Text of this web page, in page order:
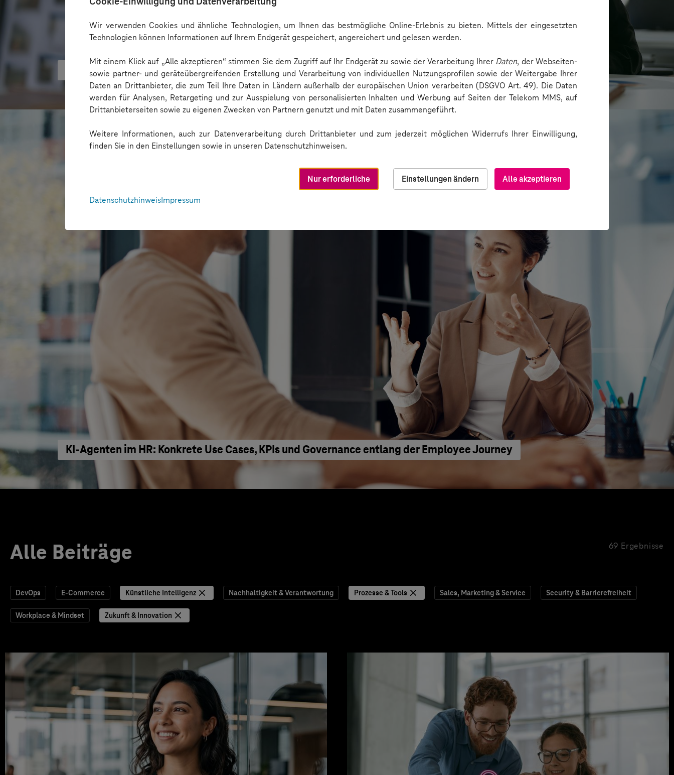
Wir verwenden Cookies und ähnliche Technologien, um Ihnen das bestmögliche Online-Erlebnis zu bieten. Mittels der eingesetzten
Technologien können Informationen auf Ihrem Endgerät gespeichert, angereichert und gelesen werden.
Mit einem Klick auf „Alle akzeptieren“ stimmen Sie dem Zugriff auf Ihr Endgerät zu sowie der Verarbeitung Ihrer Daten, der Webseiten-
sowie partner- und geräteübergreifenden Erstellung und Verarbeitung von individuellen Nutzungsprofilen sowie der Weitergabe Ihrer
Daten an Drittanbieter, die zum Teil Ihre Daten in Ländern außerhalb der europäischen Union verarbeiten (DSGVO Art. 49). Die Daten
werden für Analysen, Retargeting und zur Ausspielung von personalisierten Inhalten und Werbung auf Seiten der Telekom MMS, auf
Drittanbieterseiten sowie zu eigenen Zwecken von Partnern genutzt und mit Daten zusammengeführt.
Weitere Informationen, auch zur Datenverarbeitung durch Drittanbieter und zum jederzeit möglichen Widerrufs Ihrer Einwilligung,
finden Sie in den Einstellungen sowie in unseren Datenschutzhinweisen.
Alle akzeptieren
Nur erforderliche
Einstellungen ändern
DatenschutzhinweisImpressum
KI kann Barrieren überbrücken - aber nicht Barrierefreiheit ersetzen
KI‑Agenten im HR: Konkrete Use Cases, KPIs und Governance entlang der Employee Journey
Alle Beiträge 69 Ergebnisse
DevOps E-Commerce Künstliche Intelligenz Nachhaltigkeit & Verantwortung Prozesse & Tools Sales, Marketing & Service Security & Barrierefreiheit
Workplace & Mindset Zukunft & Innovation